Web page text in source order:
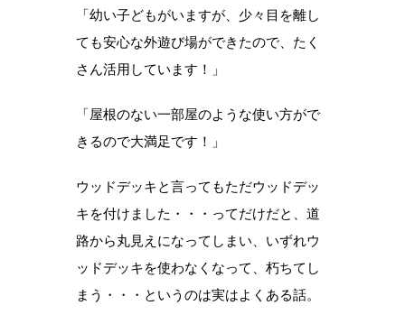
「幼い子どもがいますが、少々目を離し
ても安心な外遊び場ができたので、たく
さん活用しています！」
「屋根のない一部屋のような使い方がで
きるので大満足です！」
ウッドデッキと言ってもただウッドデッ
キを付けました・・・ってだけだと、道
路から丸見えになってしまい、いずれウ
ッドデッキを使わなくなって、朽ちてし
まう・・・というのは実はよくある話。